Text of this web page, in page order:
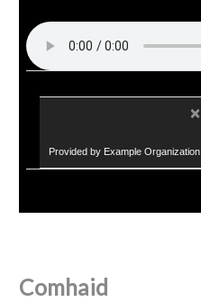
×
Provided by Example Organization
Comhaid